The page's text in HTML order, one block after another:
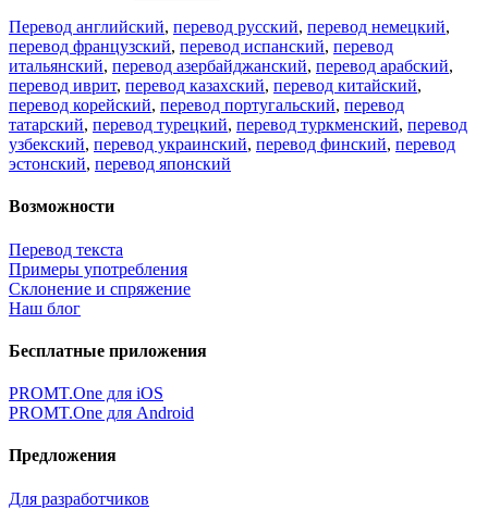
Перевод английский, перевод русский, перевод немецкий,
перевод французский, перевод испанский, перевод
итальянский, перевод азербайджанский, перевод арабский,
перевод иврит, перевод казахский, перевод китайский,
перевод корейский, перевод португальский, перевод
татарский, перевод турецкий, перевод туркменский, перевод
узбекский, перевод украинский, перевод финский, перевод
эстонский, перевод японский
Возможности
Перевод текста
Примеры употребления
Склонение и спряжение
Наш блог
Бесплатные приложения
PROMT.One для iOS
PROMT.One для Android
Предложения
Для разработчиков